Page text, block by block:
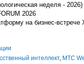
неделя - 2026)
2026
на бизнес-
интеллект, МТС